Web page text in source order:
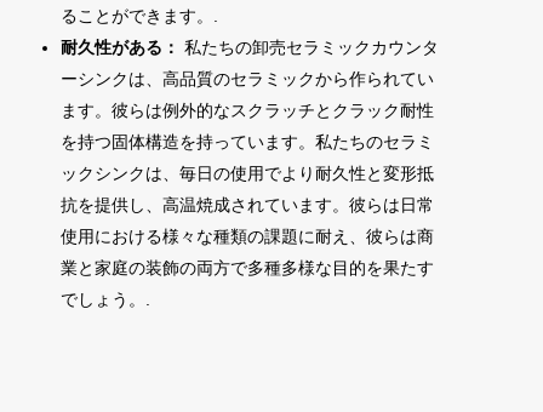
ることができます。.
耐久性がある： 私たちの卸売セラミックカウンタ
ーシンクは、高品質のセラミックから作られてい
ます。彼らは例外的なスクラッチとクラック耐性
を持つ固体構造を持っています。私たちのセラミ
ックシンクは、毎日の使用でより耐久性と変形抵
抗を提供し、高温焼成されています。彼らは日常
使用における様々な種類の課題に耐え、彼らは商
業と家庭の装飾の両方で多種多様な目的を果たす
でしょう。.